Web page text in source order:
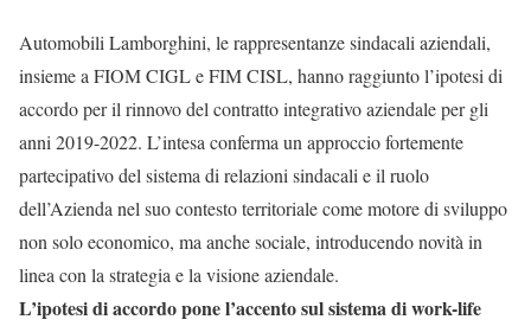
Automobili Lamborghini, le rappresentanze sindacali aziendali,
insieme a FIOM CIGL e FIM CISL, hanno raggiunto l’ipotesi di
accordo per il rinnovo del contratto integrativo aziendale per gli
anni 2019-2022. L’intesa conferma un approccio fortemente
partecipativo del sistema di relazioni sindacali e il ruolo
dell’Azienda nel suo contesto territoriale come motore di sviluppo
non solo economico, ma anche sociale, introducendo novità in
linea con la strategia e la visione aziendale.
L’ipotesi di accordo pone l’accento sul sistema di work-life